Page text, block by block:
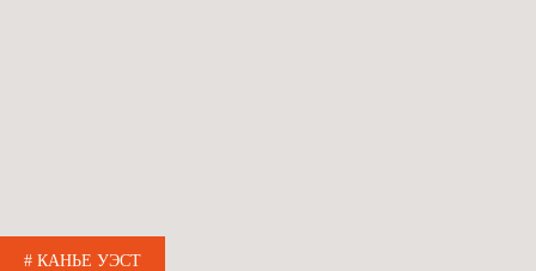
# КАНЬЕ УЭСТ